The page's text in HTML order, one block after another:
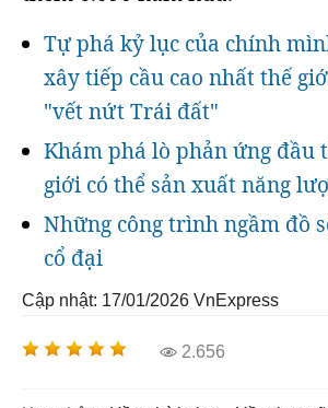
Tự phá kỷ lục của chính
xây tiếp cầu cao nhất thế
"vết nứt Trái đất"
Khám phá lò phản ứng đầu
giới có thể sản xuất năng
Những công trình ngầm đồ
cổ đại
Cập nhật: 17/01/2026 VnExpress
2.656